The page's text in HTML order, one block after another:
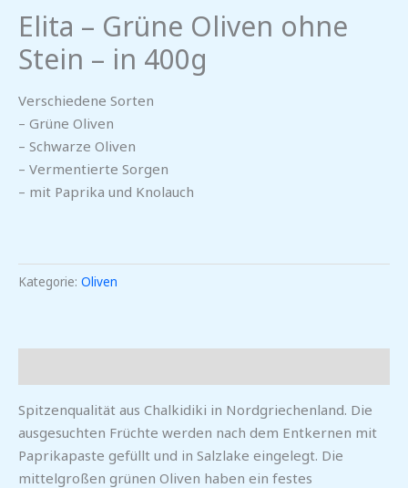
Elita – Grüne Oliven ohne
Stein – in 400g
Verschiedene Sorten
– Grüne Oliven
– Schwarze Oliven
– Vermentierte Sorgen
– mit Paprika und Knolauch
Kategorie: Oliven
Spitzenqualität aus Chalkidiki in Nordgriechenland. Die
ausgesuchten Früchte werden nach dem Entkernen mit
Paprikapaste gefüllt und in Salzlake eingelegt. Die
mittelgroßen grünen Oliven haben ein festes